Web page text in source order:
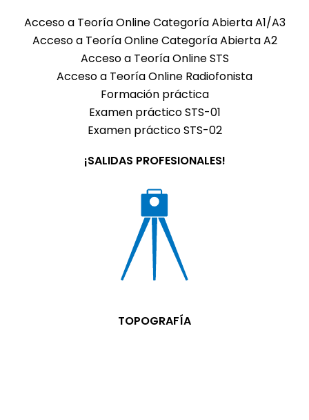
Acceso a Teoría Online Categoría Abierta A1/A3
Acceso a Teoría Online Categoría Abierta A2
Acceso a Teoría Online STS
Acceso a Teoría Online Radiofonista
Formación práctica
Examen práctico STS-01
Examen práctico STS-02
¡SALIDAS PROFESIONALES!
TOPOGRAFÍA